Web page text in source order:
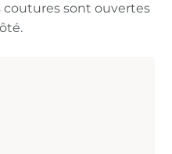
coutures sont ouvertes